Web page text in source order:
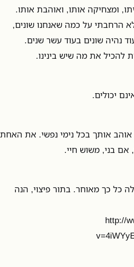
ומצחיקה אותו, ואוהבת אותו.
הרחבתי על כמה שאנחנו שונים,
נהיה שונים בעוד עשר שנים.
להכיל את מה שיש בינינו.
יכולים.
אוהב אותך בכל נימי נפשי. את האחת
אם בני, משוש חיי.
כל כך מאוחר. בתור פיצוי, הנה
http://